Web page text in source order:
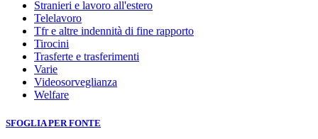
Stranieri e lavoro all'estero
Telelavoro
Tfr e altre indennità di fine rapporto
Tirocini
Trasferte e trasferimenti
Varie
Videosorveglianza
Welfare
SFOGLIA PER FONTE